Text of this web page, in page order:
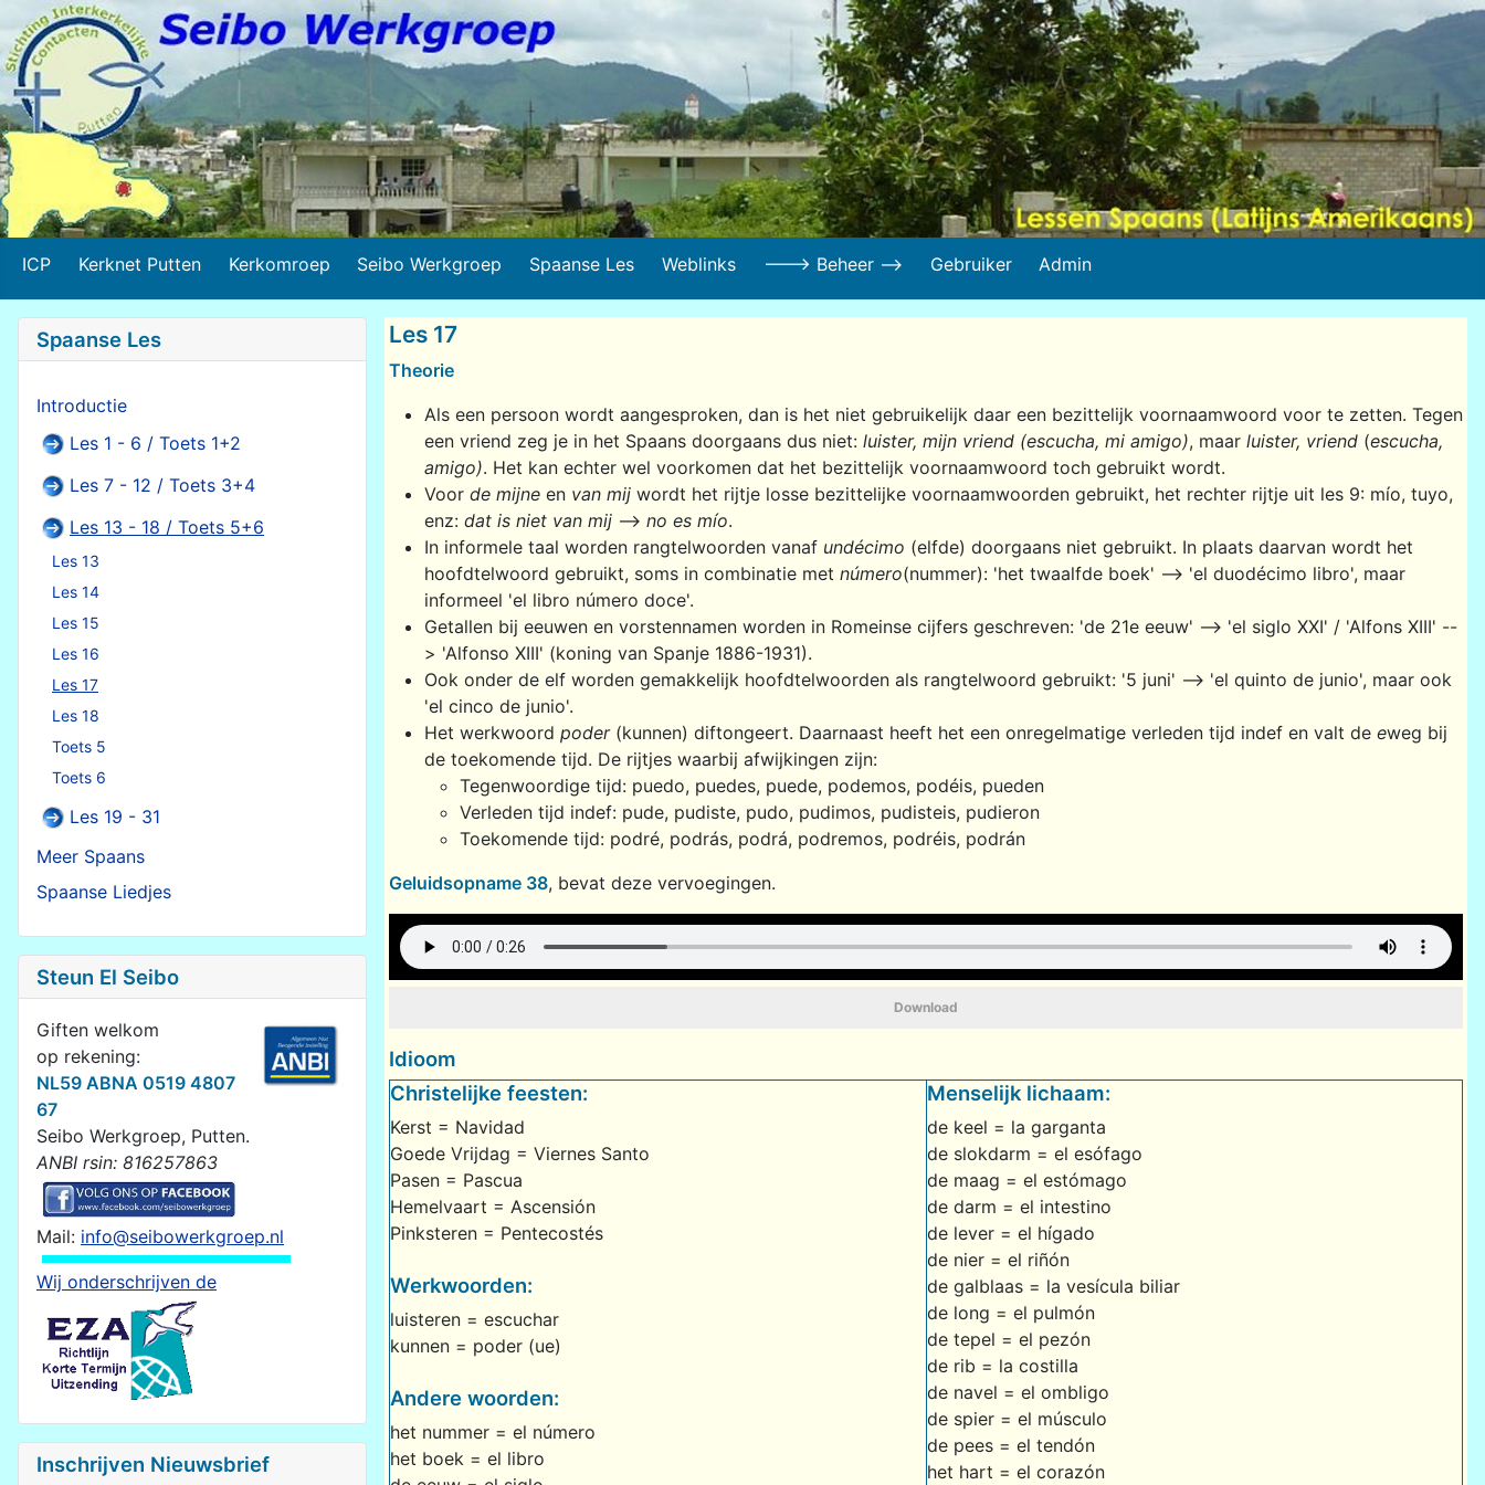
ICP Kerknet Putten Kerkomroep Seibo Werkgroep Spaanse Les Weblinks ---> Beheer --> Gebruiker Admin
Spaanse Les
Introductie
Les 1 - 6 / Toets 1+2
Les 7 - 12 / Toets 3+4
Les 13 - 18 / Toets 5+6
Les 13
Les 14
Les 15
Les 16
Les 17
Les 18
Toets 5
Toets 6
Les 19 - 31
Meer Spaans
Spaanse Liedjes
Steun El Seibo
Giften welkom
op rekening:
NL59 ABNA 0519 4807
67
Seibo Werkgroep, Putten.
ANBI rsin: 816257863
Mail: info@seibowerkgroep.nl
Wij onderschrijven de
Inschrijven Nieuwsbrief
Les 17
Theorie
Als een persoon wordt aangesproken, dan is het niet gebruikelijk daar een bezittelijk voornaamwoord voor te zetten. Tegen
een vriend zeg je in het Spaans doorgaans dus niet: luister, mijn vriend (escucha, mi amigo), maar luister, vriend (escucha,
amigo). Het kan echter wel voorkomen dat het bezittelijk voornaamwoord toch gebruikt wordt.
Voor de mijne en van mij wordt het rijtje losse bezittelijke voornaamwoorden gebruikt, het rechter rijtje uit les 9: mío, tuyo,
enz: dat is niet van mij --> no es mío.
In informele taal worden rangtelwoorden vanaf undécimo (elfde) doorgaans niet gebruikt. In plaats daarvan wordt het
hoofdtelwoord gebruikt, soms in combinatie met número(nummer): 'het twaalfde boek' --> 'el duodécimo libro', maar
informeel 'el libro número doce'.
Getallen bij eeuwen en vorstennamen worden in Romeinse cijfers geschreven: 'de 21e eeuw' --> 'el siglo XXI' / 'Alfons XIII' --
> 'Alfonso XIII' (koning van Spanje 1886-1931).
Ook onder de elf worden gemakkelijk hoofdtelwoorden als rangtelwoord gebruikt: '5 juni' --> 'el quinto de junio', maar ook
'el cinco de junio'.
Het werkwoord poder(kunnen) diftongeert. Daarnaast heeft het een onregelmatige verleden tijd indef en valt de eweg bij
de toekomende tijd. De rijtjes waarbij afwijkingen zijn:
Tegenwoordige tijd: puedo, puedes, puede, podemos, podéis, pueden
Verleden tijd indef: pude, pudiste, pudo, pudimos, pudisteis, pudieron
Toekomende tijd: podré, podrás, podrá, podremos, podréis, podrán
Geluidsopname 38, bevat deze vervoegingen.
Download
Idioom
Christelijke feesten:
Kerst = Navidad
Goede Vrijdag = Viernes Santo
Pasen = Pascua
Hemelvaart = Ascensión
Pinksteren = Pentecostés
Werkwoorden:
luisteren = escuchar
kunnen = poder (ue)
Andere woorden:
het nummer = el número
het boek = el libro
Menselijk lichaam:
de keel = la garganta
de slokdarm = el esófago
de maag = el estómago
de darm = el intestino
de lever = el hígado
de nier = el riñón
de galblaas = la vesícula biliar
de long = el pulmón
de tepel = el pezón
de rib = la costilla
de navel = el ombligo
de spier = el músculo
de pees = el tendón
het hart = el corazón